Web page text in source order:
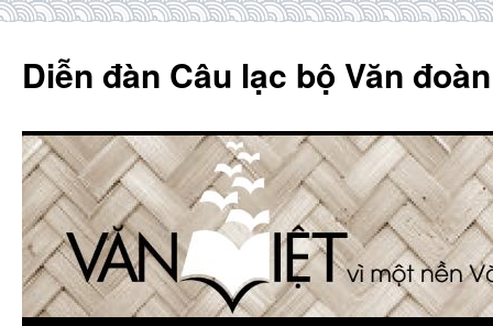
content
Diễn đàn Câu lạc bộ Văn